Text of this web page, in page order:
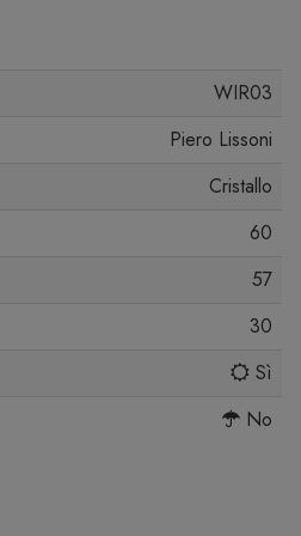
WIR03
Piero Lissoni
Cristallo
60
57
30
Sì
No